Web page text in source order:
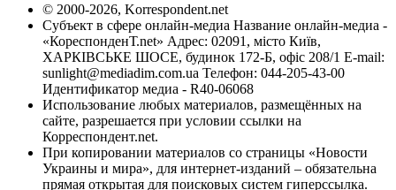
© 2000-2026, Korrespondent.net
Субъект в сфере онлайн-медиа Название онлайн-медиа -
«КореспонденТ.net» Адрес: 02091, місто Київ,
ХАРКІВСЬКЕ ШОСЕ, будинок 172-Б, офіс 208/1 E-mail:
sunlight@mediadim.com.ua Телефон: 044-205-43-00
Идентификатор медиа - R40-06068
Использование любых материалов, размещённых на
сайте, разрешается при условии ссылки на
Корреспондент.net.
При копировании материалов со страницы «Новости
Украины и мира», для интернет-изданий – обязательна
прямая открытая для поисковых систем гиперссылка.